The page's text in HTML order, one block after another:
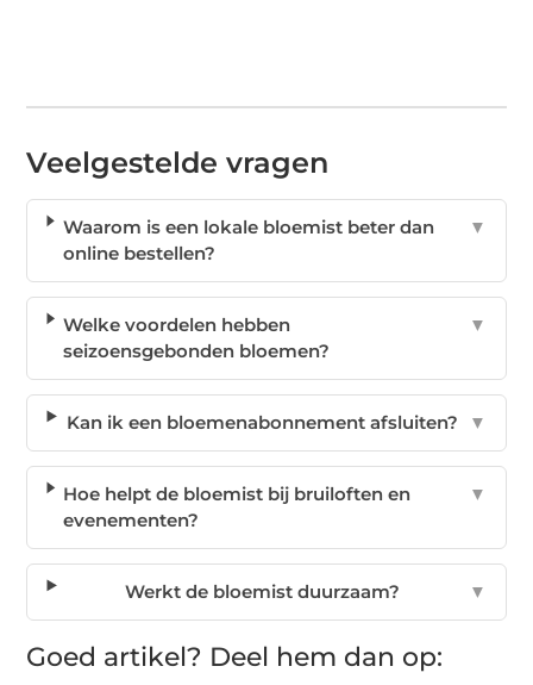
Veelgestelde vragen
Waarom is een lokale bloemist beter dan
online bestellen?
▼
Welke voordelen hebben
seizoensgebonden bloemen?
▼
Kan ik een bloemenabonnement afsluiten? ▼
Hoe helpt de bloemist bij bruiloften en
evenementen?
▼
Werkt de bloemist duurzaam? ▼
Goed artikel? Deel hem dan op: